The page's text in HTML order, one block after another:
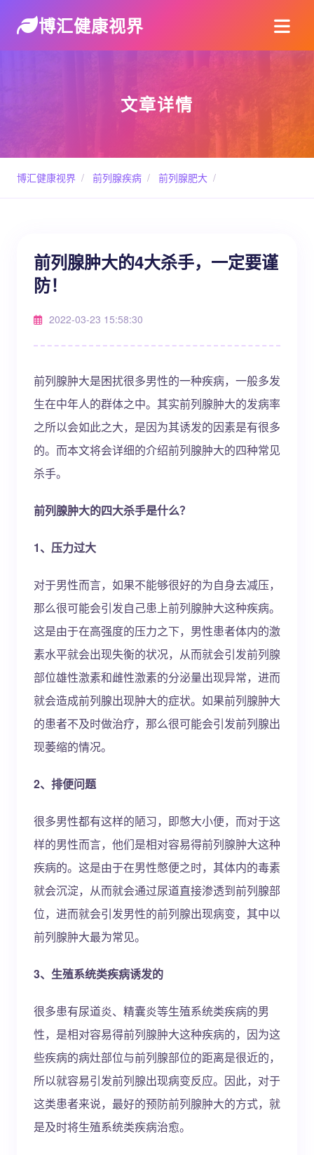
博汇健康视界
文章详情
博汇健康视界 / 前列腺疾病 / 前列腺肥大 /
前列腺肿大的4大杀手，一定要谨
防！
2022-03-23 15:58:30
前列腺肿大是困扰很多男性的一种疾病，一般多发
生在中年人的群体之中。其实前列腺肿大的发病率
之所以会如此之大，是因为其诱发的因素是有很多
的。而本文将会详细的介绍前列腺肿大的四种常见
杀手。
前列腺肿大的四大杀手是什么？
1、压力过大
对于男性而言，如果不能够很好的为自身去减压，
那么很可能会引发自己患上前列腺肿大这种疾病。
这是由于在高强度的压力之下，男性患者体内的激
素水平就会出现失衡的状况，从而就会引发前列腺
部位雄性激素和雌性激素的分泌量出现异常，进而
就会造成前列腺出现肿大的症状。如果前列腺肿大
的患者不及时做治疗，那么很可能会引发前列腺出
现萎缩的情况。
2、排便问题
很多男性都有这样的陋习，即憋大小便，而对于这
样的男性而言，他们是相对容易得前列腺肿大这种
疾病的。这是由于在男性憋便之时，其体内的毒素
就会沉淀，从而就会通过尿道直接渗透到前列腺部
位，进而就会引发男性的前列腺出现病变，其中以
前列腺肿大最为常见。
3、生殖系统类疾病诱发的
很多患有尿道炎、精囊炎等生殖系统类疾病的男
性，是相对容易得前列腺肿大这种疾病的，因为这
些疾病的病灶部位与前列腺部位的距离是很近的，
所以就容易引发前列腺出现病变反应。因此，对于
这类患者来说，最好的预防前列腺肿大的方式，就
是及时将生殖系统类疾病治愈。